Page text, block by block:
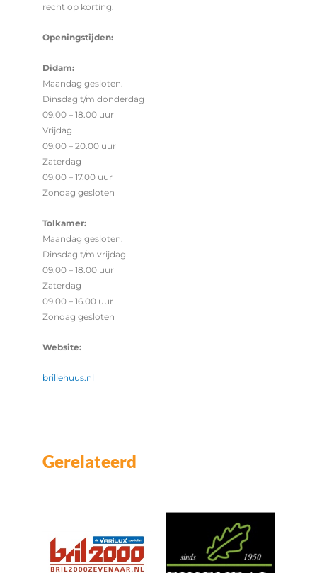
recht op korting.
Openingstijden:
Didam:
Maandag gesloten.
Dinsdag t/m donderdag
09.00 – 18.00 uur
Vrijdag
09.00 – 20.00 uur
Zaterdag
09.00 – 17.00 uur
Zondag gesloten
Tolkamer:
Maandag gesloten.
Dinsdag t/m vrijdag
09.00 – 18.00 uur
Zaterdag
09.00 – 16.00 uur
Zondag gesloten
Website:
brillehuus.nl
Gerelateerd